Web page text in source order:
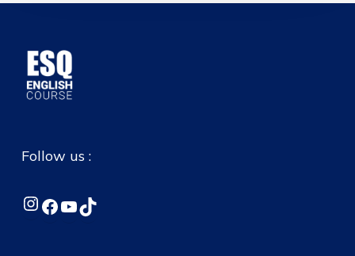
Follow us :
Instagram
Facebook
YouTube
TikTok